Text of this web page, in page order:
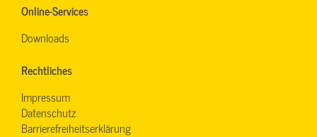
Online-Services
Downloads
Rechtliches
Impressum
Datenschutz
Barrierefreiheitserklärung